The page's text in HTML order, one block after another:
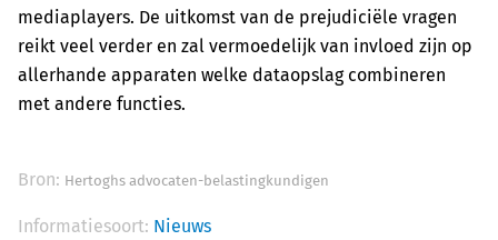
mediaplayers. De uitkomst van de prejudiciële vragen
reikt veel verder en zal vermoedelijk van invloed zijn op
allerhande apparaten welke dataopslag combineren
met andere functies.
Bron: Hertoghs advocaten-belastingkundigen
Informatiesoort: Nieuws